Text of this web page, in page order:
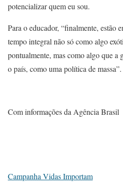
potencializar quem eu sou.
Para o educador, “finalmente, estão
tempo integral não só como algo
pontualmente, mas como algo que a
o país, como uma política de massa”.
Com informações da Agência Brasil
Campanha Vidas Importam